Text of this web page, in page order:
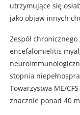
utrzymujące się
jako objaw innych
Zespół
encefalomielitis
stopnia
Towarzystwa ME/
znacznie ponad 40